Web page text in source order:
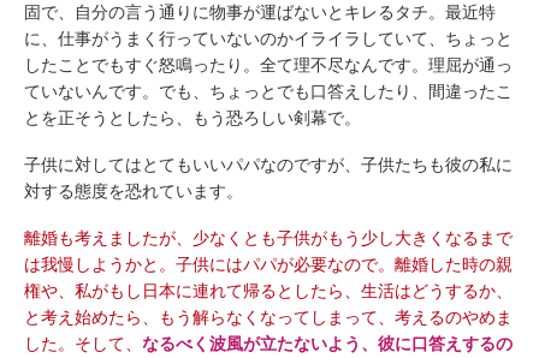
固で、自分の言う通りに物事が運ばないとキレるタチ。最近特
に、仕事がうまく行っていないのかイライラしていて、ちょっと
したことでもすぐ怒鳴ったり。全て理不尽なんです。理屈が通っ
ていないんです。でも、ちょっとでも口答えしたり、間違ったこ
とを正そうとしたら、もう恐ろしい剣幕で。
子供に対してはとてもいいパパなのですが、子供たちも彼の私に
対する態度を恐れています。
離婚も考えましたが、少なくとも子供がもう少し大きくなるまで
は我慢しようかと。子供にはパパが必要なので。離婚した時の親
権や、私がもし日本に連れて帰るとしたら、生活はどうするか、
と考え始めたら、もう解らなくなってしまって、考えるのやめま
した。そして、 なるべく波風が立たないよう、彼に口答えするの